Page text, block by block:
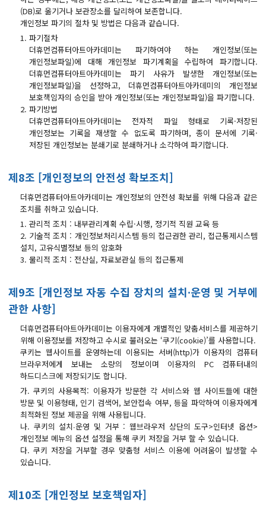
(DB)로 옮기거나 보관장소를 달리하여 보존합니다.
개인정보 파기의 절차 및 방법은 다음과 같습니다.
1. 파기절차
더휴먼컴퓨터아트아카데미는 파기하여야 하는 개인정보(또는
개인정보파일)에 대해 개인정보 파기계획을 수립하여 파기합니다.
더휴먼컴퓨터아트아카데미는 파기 사유가 발생한 개인정보(또는
개인정보파일)을 선정하고, 더휴먼컴퓨터아트아카데미의 개인정보
보호책임자의 승인을 받아 개인정보(또는 개인정보파일)을 파기합니다.
2. 파기방법
더휴먼컴퓨터아트아카데미는 전자적 파일 형태로 기록·저장된
개인정보는 기록을 재생할 수 없도록 파기하며, 종이 문서에 기록·
저장된 개인정보는 분쇄기로 분쇄하거나 소각하여 파기합니다.
제8조 [개인정보의 안전성 확보조치]
더휴먼컴퓨터아트아카데미는 개인정보의 안전성 확보를 위해 다음과 같은
조치를 취하고 있습니다.
1. 관리적 조치 : 내부관리계획 수립·시행, 정기적 직원 교육 등
2. 기술적 조치 : 개인정보처리시스템 등의 접근권한 관리, 접근통제시스템
설치, 고유식별정보 등의 암호화
3. 물리적 조치 : 전산실, 자료보관실 등의 접근통제
제9조 [개인정보 자동 수집 장치의 설치∙운영 및 거부에
관한 사항]
더휴먼컴퓨터아트아카데미는 이용자에게 개별적인 맞춤서비스를 제공하기
위해 이용정보를 저장하고 수시로 불러오는 ‘쿠기(cookie)’를 사용합니다.
쿠키는 웹사이트를 운영하는데 이용되는 서버(http)가 이용자의 컴퓨터
브라우저에게 보내는 소량의 정보이며 이용자의 PC 컴퓨터내의
하드디스크에 저장되기도 합니다.
가. 쿠키의 사용목적: 이용자가 방문한 각 서비스와 웹 사이트들에 대한
방문 및 이용형태, 인기 검색어, 보안접속 여부, 등을 파악하여 이용자에게
최적화된 정보 제공을 위해 사용됩니다.
나. 쿠키의 설치∙운영 및 거부 : 웹브라우저 상단의 도구>인터넷 옵션>
개인정보 메뉴의 옵션 설정을 통해 쿠키 저장을 거부 할 수 있습니다.
다. 쿠키 저장을 거부할 경우 맞춤형 서비스 이용에 어려움이 발생할 수
있습니다.
제10조 [개인정보 보호책임자]